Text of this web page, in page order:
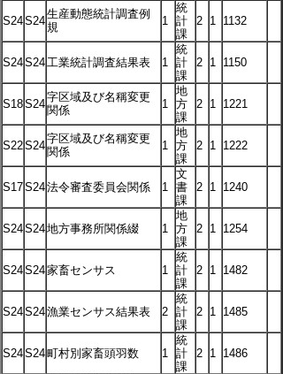
S24S24
生産動態統計調査例
規
1
統
計
課
2 1 1132
S24S24工業統計調査結果表 1
統
計
課
2 1 1150
S18S24
字区域及び名稱変更
関係
1
地
方
課
2 1 1221
S22S24
字区域及び名稱変更
関係
1
地
方
課
2 1 1222
S17S24法令審査委員会関係 1
文
書
課
2 1 1240
S24S24地方事務所関係綴 1
地
方
課
2 1 1254
S24S24家畜センサス 1
統
計
課
2 1 1482
S24S24漁業センサス結果表 2
統
計
課
2 1 1485
S24S24町村別家畜頭羽数 1
統
計
課
2 1 1486